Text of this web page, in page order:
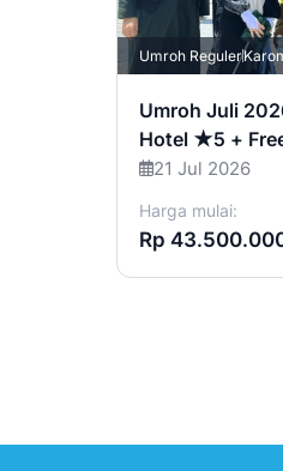
Umroh Reguler
Umroh Juli
Hotel ★5 +
21 Jul 2026
Harga mulai:
Rp